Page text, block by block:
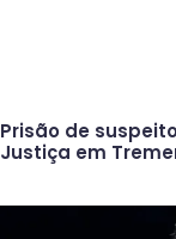
Prisão de
Justiça em